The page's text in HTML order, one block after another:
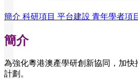
簡介 科研項目 平台建設 青年學者項
簡介
為強化粵港澳產學研創新協同，加
計劃。